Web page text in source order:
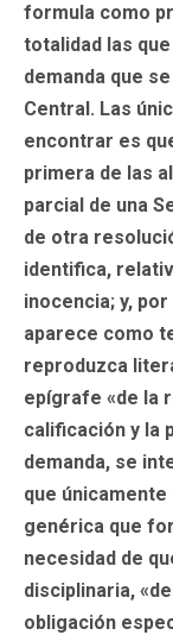
formula como
totalidad las
demanda que
Central. Las
encontrar es
primera de las
parcial de una
de otra
identifica,
inocencia; y,
aparece como
reproduzca
epígrafe «de la
calificación y la
demanda, se
que
genérica que
necesidad de
disciplinaria,
obligación